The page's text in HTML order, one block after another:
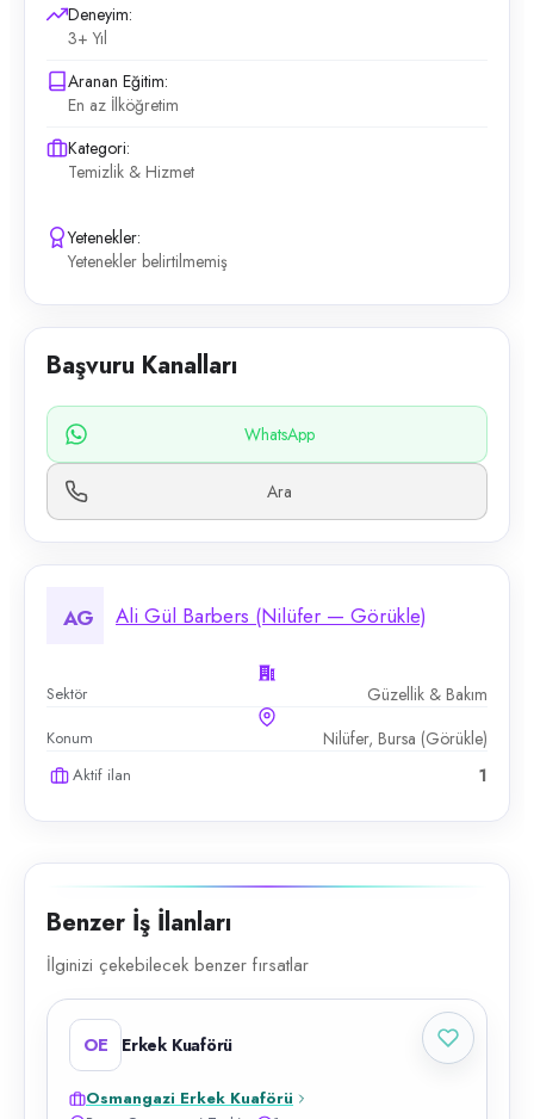
Deneyim:
3+ Yıl
Aranan Eğitim:
En az İlköğretim
Kategori:
Temizlik & Hizmet
Yetenekler:
Yetenekler belirtilmemiş
Başvuru Kanalları
WhatsApp
Ara
AG Ali Gül Barbers (Nilüfer — Görükle)
Sektör Güzellik & Bakım
Konum Nilüfer, Bursa (Görükle)
Aktif ilan 1
Benzer İş İlanları
İlginizi çekebilecek benzer fırsatlar
OE Erkek Kuaförü
Osmangazi Erkek Kuaförü